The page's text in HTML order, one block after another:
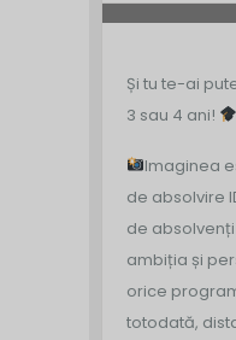
Și tu te-ai
3 sau 4 ani!
Imaginea
de absolvire
de
ambiția și
orice
totodată,